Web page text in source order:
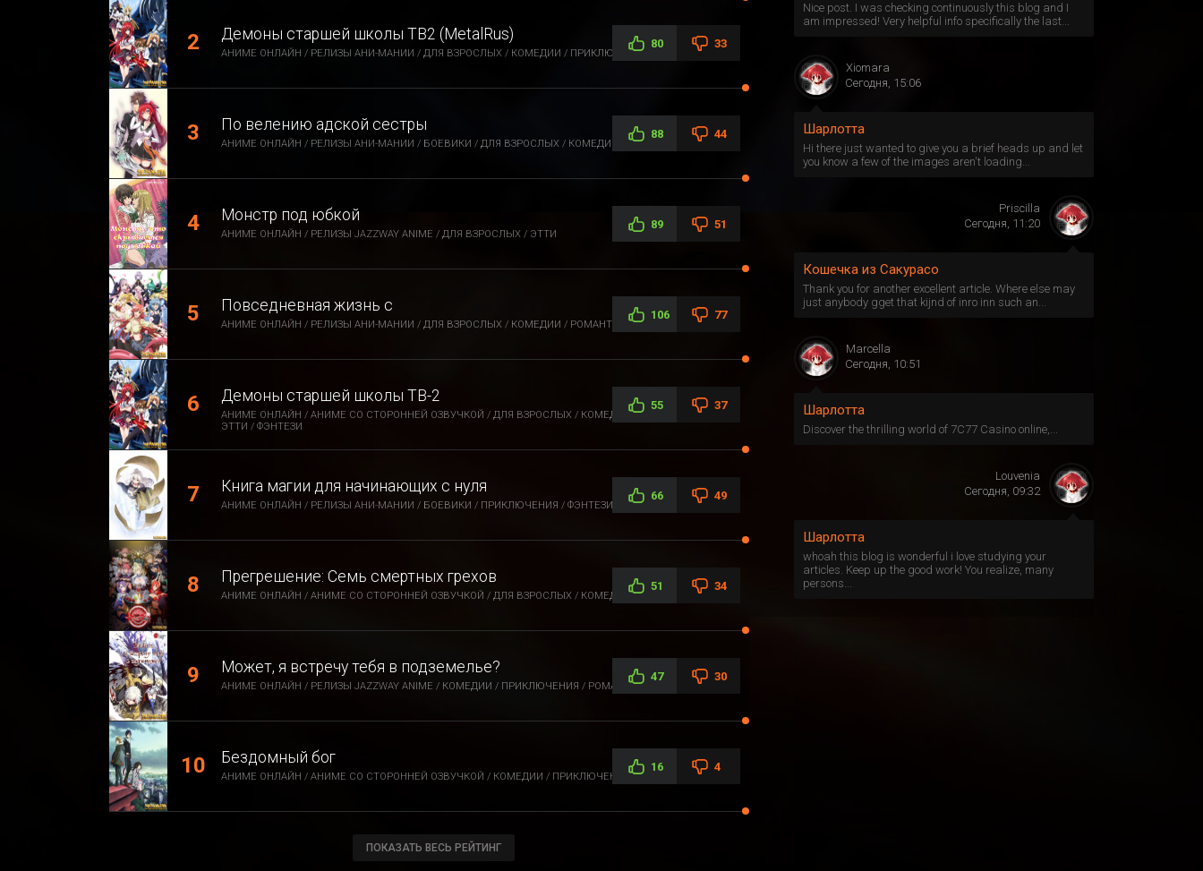
Демоны старшей школы ТВ2 (MetalRus)
АНИМЕ ОНЛАЙН / РЕЛИЗЫ АНИ-МАНИИ / ДЛЯ ВЗРОСЛЫХ / КОМЕДИИ / ПРИКЛЮЧЕНИЯ / ЭТТИ / ФЭНТЕЗИ
80 33
По велению адской сестры
АНИМЕ ОНЛАЙН / РЕЛИЗЫ АНИ-МАНИИ / БОЕВИКИ / ДЛЯ ВЗРОСЛЫХ / КОМЕДИИ / ЭТТИ / ФЭНТЕЗИ
88 44
Монстр под юбкой
АНИМЕ ОНЛАЙН / РЕЛИЗЫ JAZZWAY ANIME / ДЛЯ ВЗРОСЛЫХ / ЭТТИ
89 51
Повседневная жизнь с
АНИМЕ ОНЛАЙН / РЕЛИЗЫ АНИ-МАНИИ / ДЛЯ ВЗРОСЛЫХ / КОМЕДИИ / РОМАНТИКА / ЭТТИ / ФЭНТЕЗИ
106 77
Демоны старшей школы ТВ-2
АНИМЕ ОНЛАЙН / АНИМЕ СО СТОРОННЕЙ ОЗВУЧКОЙ / ДЛЯ ВЗРОСЛЫХ / КОМЕДИИ / ПРИКЛЮЧЕНИЯ /
ЭТТИ / ФЭНТЕЗИ
55 37
Книга магии для начинающих с нуля
АНИМЕ ОНЛАЙН / РЕЛИЗЫ АНИ-МАНИИ / БОЕВИКИ / ПРИКЛЮЧЕНИЯ / ФЭНТЕЗИ
66 49
Прегрешение: Семь смертных грехов
АНИМЕ ОНЛАЙН / АНИМЕ СО СТОРОННЕЙ ОЗВУЧКОЙ / ДЛЯ ВЗРОСЛЫХ / КОМЕДИИ / ЭТТИ / ФЭНТЕЗИ
51 34
Может, я встречу тебя в подземелье?
АНИМЕ ОНЛАЙН / РЕЛИЗЫ JAZZWAY ANIME / КОМЕДИИ / ПРИКЛЮЧЕНИЯ / РОМАНТИКА / ФЭНТЕЗИ
47 30
Бездомный бог
АНИМЕ ОНЛАЙН / АНИМЕ СО СТОРОННЕЙ ОЗВУЧКОЙ / КОМЕДИИ / ПРИКЛЮЧЕНИЯ
16 4
ПОКАЗАТЬ ВЕСЬ РЕЙТИНГ
Nice post. I was checking continuously this blog and I
am impressed! Very helpful info specifically the last...
Шарлотта
Hi there just wanted to give you a brief heads up and let
you know a few of the images aren't loading...
Xiomara
Сегодня, 15:06
Кошечка из Сакурасо
Thank you for another excellent article. Where else may
just anybody gget that kijnd of inro inn such an...
Priscilla
Сегодня, 11:20
Шарлотта
Discover the thrilling world of 7C77 Casino online,...
Marcella
Сегодня, 10:51
Шарлотта
whoah this blog is wonderful i love studying your
articles. Keep up the good work! You realize, many
persons...
Louvenia
Сегодня, 09:32